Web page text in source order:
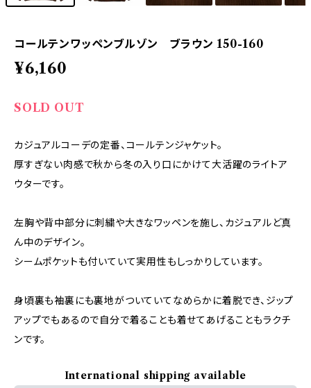
コールテンワッペンブルゾン ブラウン 150-160
¥6,160
SOLD OUT
カジュアルコーデの定番、コールテンジャケット。
厚すぎない肉感で秋から冬の入り口にかけて大活躍のライトア
ウターです。
左胸や背中部分に刺繍や大きなワッペンを施し、カジュアルど真
ん中のデザイン。
シームポケットも付いていて実用性もしっかりしています。
身頃裏も袖裏にも裏地がついていてなめらかに着脱でき、ジップ
アップでもあるので自分で着ることも着せてあげることもラクチ
ンです。
International shipping available